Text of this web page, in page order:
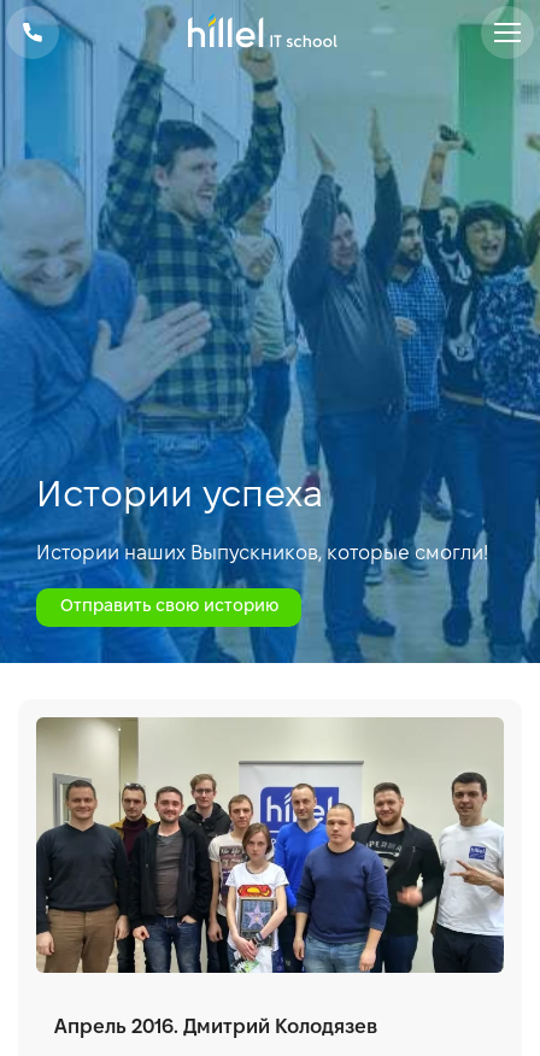
Истории успеха
Истории наших Выпускников, которые смогли!
Отправить свою историю
Апрель 2016. Дмитрий Колодязев